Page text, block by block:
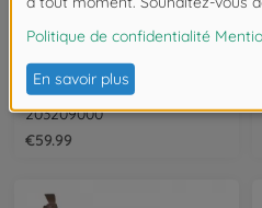
Coffrets jouets & stations
203209000
€59.99